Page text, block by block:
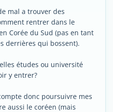
mal a trouver des
rentrer dans le
Corée du Sud (pas en tant
derrières qui bossent).
études ou université
y entrer?
donc poursuivre mes
aussi le coréen (mais